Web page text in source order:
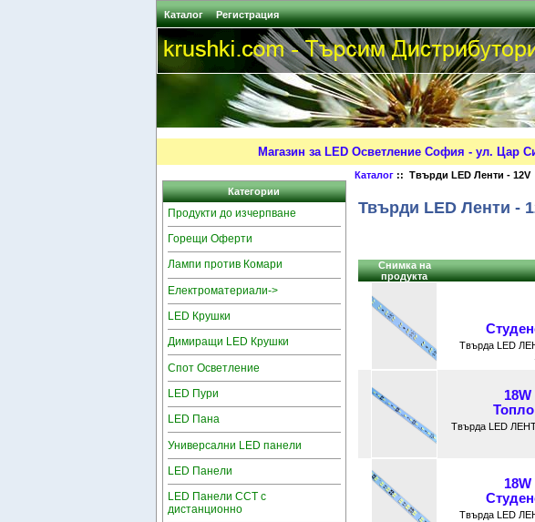
Каталог Регистрация
Магазин за LED Осветление София - ул. Цар
Категории
Продукти до изчерпване
Горещи Оферти
Лампи против Комари
Електроматериали->
LED Крушки
Димиращи LED Крушки
Спот Осветление
LED Пури
LED Пана
Универсални LED панели
LED Панели
LED Панели CCT с
дистанционно
Каталог :: Твърди LED Ленти - 12V
Твърди LED Ленти -
Снимка на
продукта
Твърда LED
Твърда LED
Твърда LED